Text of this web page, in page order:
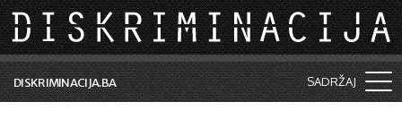
Skip to main content
DISKRIMINACIJA.BA SADRŽAJ